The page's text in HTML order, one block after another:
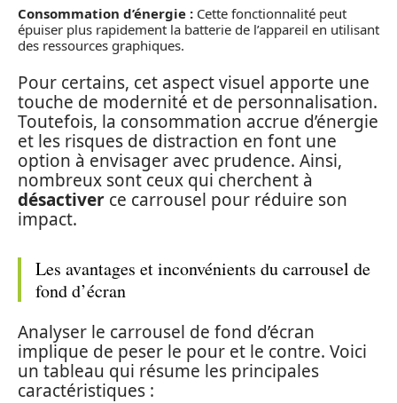
Consommation d’énergie : Cette fonctionnalité peut
épuiser plus rapidement la batterie de l’appareil en utilisant
des ressources graphiques.
Pour certains, cet aspect visuel apporte une
touche de modernité et de personnalisation.
Toutefois, la consommation accrue d’énergie
et les risques de distraction en font une
option à envisager avec prudence. Ainsi,
nombreux sont ceux qui cherchent à
désactiver ce carrousel pour réduire son
impact.
Les avantages et inconvénients du carrousel de
fond d’écran
Analyser le carrousel de fond d’écran
implique de peser le pour et le contre. Voici
un tableau qui résume les principales
caractéristiques :